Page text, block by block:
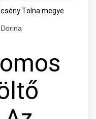
Tolna megye